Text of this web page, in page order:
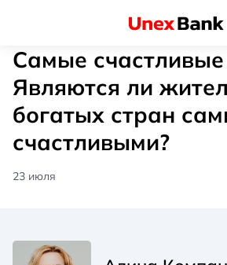
Самые
Являются ли
богатых стран
счастливыми?
23 июля